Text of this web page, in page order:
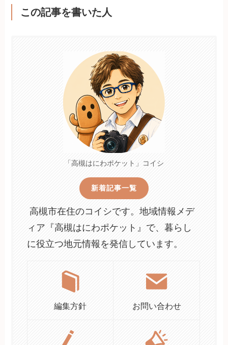
この記事を書いた人
「高槻はにわポケット」コイシ
新着記事一覧
高槻市在住のコイシです。地域情報メデ
ィア『高槻はにわポケット』で、暮らし
に役立つ地元情報を発信しています。
編集方針 お問い合わせ